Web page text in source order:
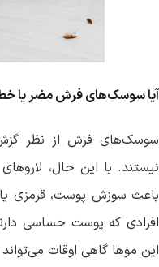
آیا سوسک‌های فرش مضر یا
سوسک‌های فرش از نظر
نیستند. با این حال،
باعث سوزش پوست، قرمزی
افرادی که پوست حساسی
این موها گاهی اوقات